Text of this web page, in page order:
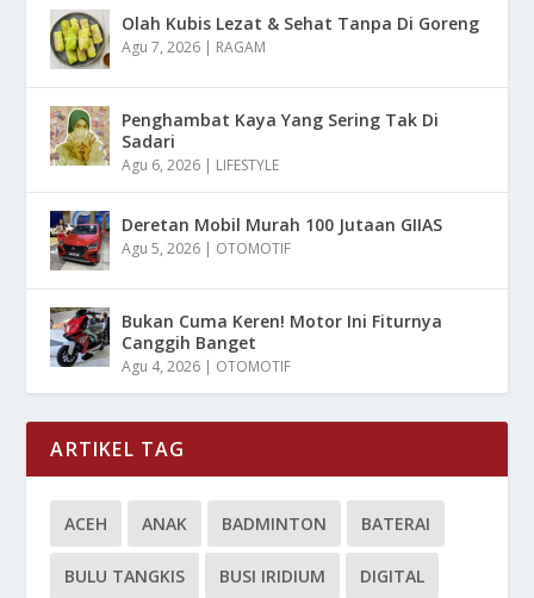
Olah Kubis Lezat & Sehat Tanpa Di Goreng
Agu 7, 2026 | RAGAM
Penghambat Kaya Yang Sering Tak Di
Sadari
Agu 6, 2026 | LIFESTYLE
Deretan Mobil Murah 100 Jutaan GIIAS
Agu 5, 2026 | OTOMOTIF
Bukan Cuma Keren! Motor Ini Fiturnya
Canggih Banget
Agu 4, 2026 | OTOMOTIF
ARTIKEL TAG
ACEH ANAK BADMINTON BATERAI
BULU TANGKIS BUSI IRIDIUM DIGITAL